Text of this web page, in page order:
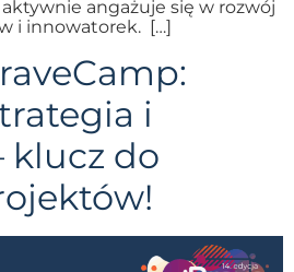
angażuje się w rozwój
i innowatorek. […]
i
klucz do